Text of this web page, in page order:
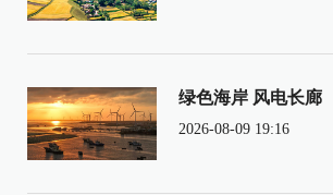
绿色海岸 风电长廊
2026-08-09 19:16